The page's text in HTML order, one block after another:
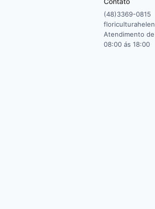
(48)3369-0815
Atendimento
08:00 ás 18:00